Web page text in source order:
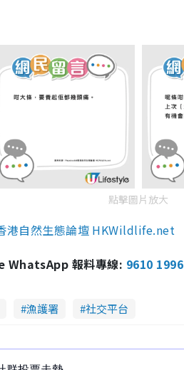
點擊圖片放大
港自然生態論壇 HKWildlife.net
WhatsApp 報料專線: 9610 1996
漁護署 社交平台